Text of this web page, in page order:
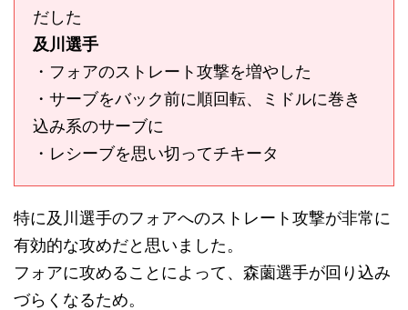
だした
及川選手
・フォアのストレート攻撃を増やした
・サーブをバック前に順回転、ミドルに巻き
込み系のサーブに
・レシーブを思い切ってチキータ
特に及川選手のフォアへのストレート攻撃が非常に
有効的な攻めだと思いました。
フォアに攻めることによって、森薗選手が回り込み
づらくなるため。